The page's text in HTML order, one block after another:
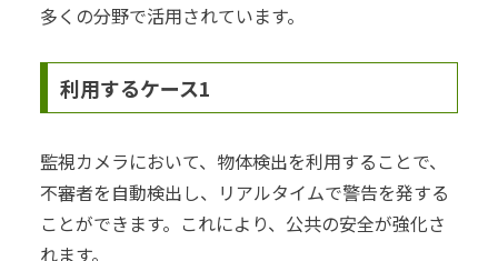
多くの分野で活用されています。
利用するケース1
監視カメラにおいて、物体検出を利用することで、
不審者を自動検出し、リアルタイムで警告を発する
ことができます。これにより、公共の安全が強化さ
れます。